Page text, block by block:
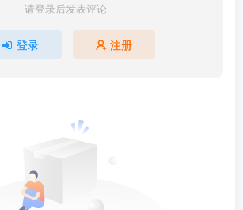
请登录后发表评论
登录 注册